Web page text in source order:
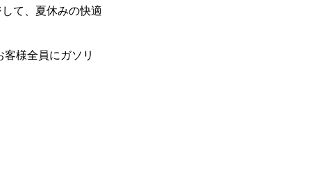
て、夏休みの快適
様全員にガソリ